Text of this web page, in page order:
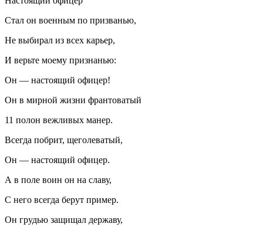
Стал он военным по призванью,
Не выбирал из всех карьер,
И верьте моему признанью:
Он — настоящий офицер!
Он в мирной жизни франтоватый
11 полон вежливых манер.
Всегда побрит, щеголеватый,
Он — настоящий офицер.
А в поле воин он на славу,
С него всегда берут пример.
Он грудью защищал державу,